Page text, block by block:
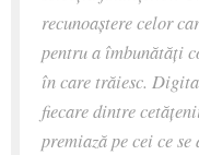
recunoaștere celor
pentru a îmbunătăți
în care trăiesc.
fiecare dintre
premiază pe cei ce